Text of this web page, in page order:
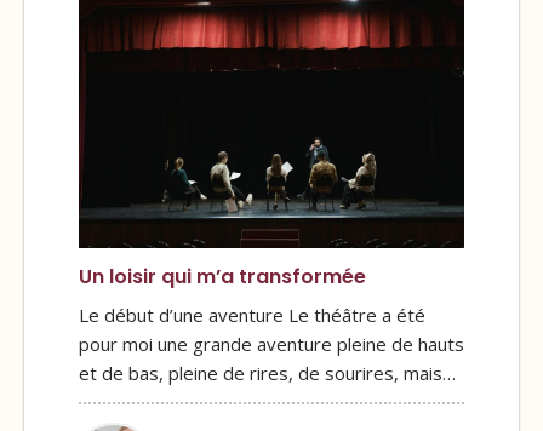
Un loisir qui m’a transformée
Le début d’une aventure Le théâtre a été
pour moi une grande aventure pleine de hauts
et de bas, pleine de rires, de sourires, mais…